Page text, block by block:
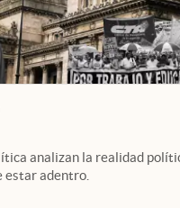
analizan la realidad
estar adentro.